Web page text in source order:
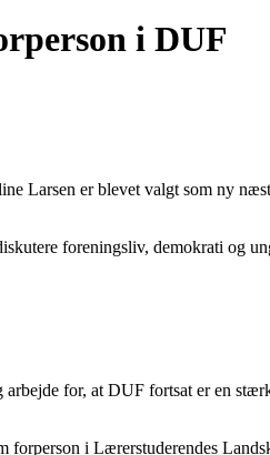
i DUF
Larsen er blevet valgt som ny
foreningsliv, demokrati og
for, at DUF fortsat er en
i Lærerstuderendes